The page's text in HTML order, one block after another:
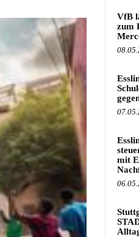
VfB
zum
mit